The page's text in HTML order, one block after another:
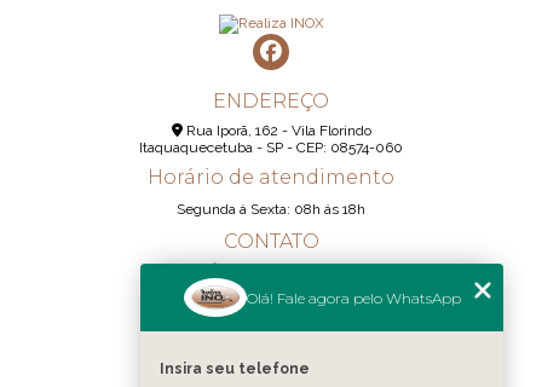
ENDEREÇO
Rua Iporã, 162 - Vila Florindo
Itaquaquecetuba - SP - CEP: 08574-060
Horário de atendimento
Segunda á Sexta: 08h ás 18h
CONTATO
(11) 98189-1344
MENU
Olá! Fale agora pelo WhatsApp
Insira seu telefone